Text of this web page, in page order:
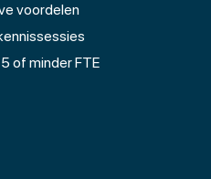
voordelen
of minder FTE